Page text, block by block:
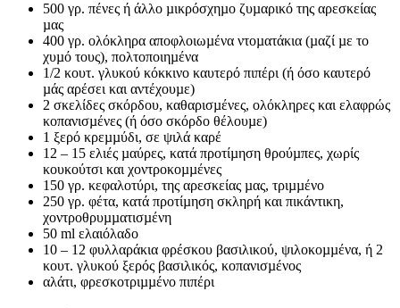
500 γρ. πένες ή άλλο µικρόσχηµο ζυµαρικό της αρεσκείας
µας
400 γρ. ολόκληρα αποφλοιωµένα ντοµατάκια (µαζί µε το
χυµό τους), πολτοποιηµένα
1/2 κουτ. γλυκού κόκκινο καυτερό πιπέρι (ή όσο καυτερό
µάς αρέσει και αντέχουµε)
2 σκελίδες σκόρδου, καθαρισµένες, ολόκληρες και ελαφρώς
κοπανισµένες (ή όσο σκόρδο θέλουµε)
1 ξερό κρεµµύδι, σε ψιλά καρέ
12 – 15 ελιές µαύρες, κατά προτίµηση θρούµπες, χωρίς
κουκούτσι και χοντροκοµµένες
150 γρ. κεφαλοτύρι, της αρεσκείας µας, τριµµένο
250 γρ. φέτα, κατά προτίµηση σκληρή και πικάντικη,
χοντροθρυµµατισµένη
50 ml ελαιόλαδο
10 – 12 φυλλαράκια φρέσκου βασιλικού, ψιλοκοµµένα, ή 2
κουτ. γλυκού ξερός βασιλικός, κοπανισµένος
αλάτι, φρεσκοτριµµένο πιπέρι